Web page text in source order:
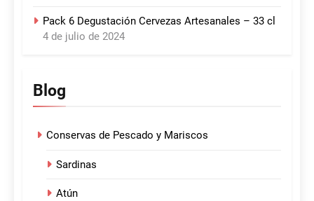
Pack 6 Degustación Cervezas Artesanales – 33 cl
4 de julio de 2024
Blog
Conservas de Pescado y Mariscos
Sardinas
Atún